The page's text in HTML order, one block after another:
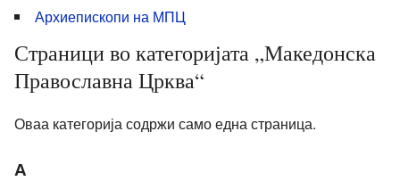
Архиепископи на МПЦ
Страници во категоријата „Македонска
Православна Црква“
Оваа категорија содржи само една страница.
А